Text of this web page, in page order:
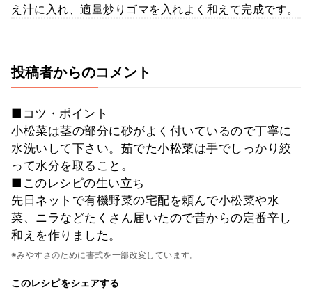
え汁に入れ、適量炒りゴマを入れよく和えて完成です。
投稿者からのコメント
■コツ・ポイント
小松菜は茎の部分に砂がよく付いているので丁寧に
水洗いして下さい。茹でた小松菜は手でしっかり絞
って水分を取ること。
■このレシピの生い立ち
先日ネットで有機野菜の宅配を頼んで小松菜や水
菜、ニラなどたくさん届いたので昔からの定番辛し
和えを作りました。
※みやすさのために書式を一部改変しています。
このレシピをシェアする